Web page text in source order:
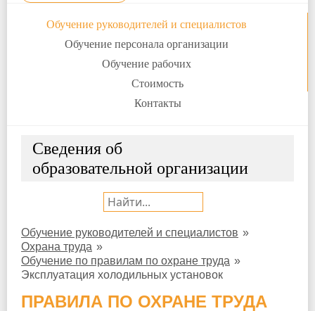
Обучение руководителей и специалистов
Обучение персонала организации
Обучение рабочих
Стоимость
Контакты
Сведения об
образовательной организации
Поиск:
Обучение руководителей и специалистов »
Охрана труда »
Обучение по правилам по охране труда »
Эксплуатация холодильных установок
ПРАВИЛА ПО ОХРАНЕ ТРУДА